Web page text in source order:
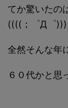
てか驚いたの
((((；゜Д゜)))
全然そんな年
６０代かと思